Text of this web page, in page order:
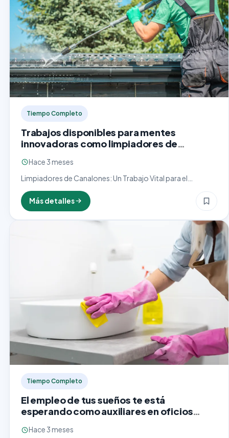
Tiempo Completo
Trabajos disponibles para mentes
innovadoras como limpiadores de
Hace 3 meses
Limpiadores de Canalones: Un Trabajo Vital para el
canalones desempeñan un papel fundamental en el
mantenimiento de edificios,…
Más detalles
Tiempo Completo
El empleo de tus sueños te está
esperando como auxiliares en oficios
Hace 3 meses